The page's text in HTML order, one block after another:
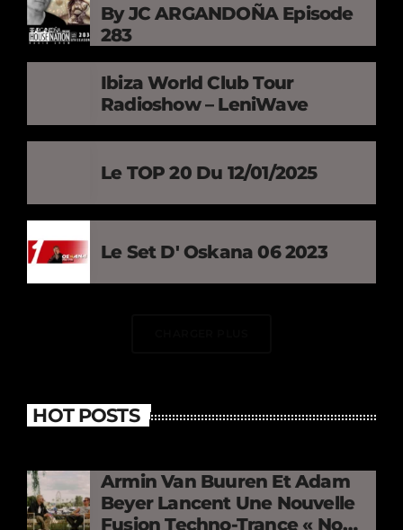
By JC ARGANDOÑA Episode
283
Ibiza World Club Tour
Radioshow – LeniWave
Le TOP 20 Du 12/01/2025
Le Set D' Oskana 06 2023
HOT POSTS
Armin Van Buuren Et Adam
Beyer Lancent Une Nouvelle
Fusion Techno-Trance « No